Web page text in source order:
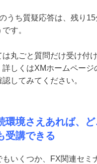
うち質疑応答は、残り15
す。
は丸ごと質問だけ受け付
詳しくはXMホームページ
してみてください。
環境さえあれば、
受講できる
もいくつか、FX関連セミ